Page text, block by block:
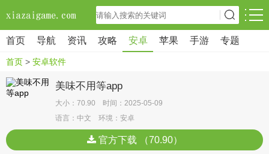
首页 导航 资讯 攻略 安卓 苹果 手游 专题
首页 > 安卓软件
美味不用等app
大小：70.90 时间：2025-05-09
语言：中文 环境：安卓
官方下载 （70.90）